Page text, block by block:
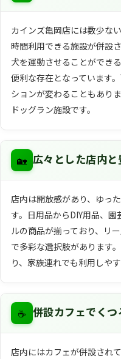
カインズ亀岡店には数少な
時間利用できる施設が併設
犬を運動させることができ
便利な存在となっています
ションが変わることもあり
ドッグラン施設です。
🏡 広々とした店内と
店内は開放感があり、ゆっ
す。日用品からDIY用品、
ルの商品が揃っており、リ
で多彩な選択肢があります
り、家族連れでも利用しや
☕ 併設カフェでくつ
店内にはカフェが併設され